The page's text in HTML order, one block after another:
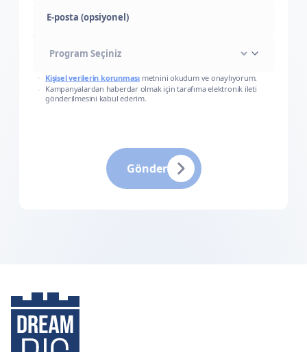
E-posta (opsiyonel)
Kişisel verilerin korunması metnini okudum ve onaylıyorum.
Kampanyalardan haberdar olmak için tarafıma elektronik ileti
gönderilmesini kabul ederim.
Gönder